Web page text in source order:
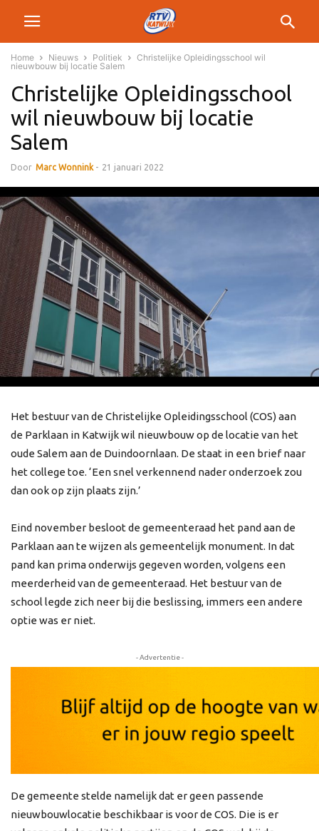
Home Nieuws Politiek
Christelijke Opleidingsschool wil
nieuwbouw bij locatie Salem
Christelijke Opleidingsschool
wil nieuwbouw bij locatie
Salem
Door Marc Wonnink - 21 januari 2022
Het bestuur van de Christelijke Opleidingsschool (COS) aan
de Parklaan in Katwijk wil nieuwbouw op de locatie van het
oude Salem aan de Duindoornlaan. De staat in een brief naar
het college toe. ‘Een snel verkennend nader onderzoek zou
dan ook op zijn plaats zijn.’
Eind november besloot de gemeenteraad het pand aan de
Parklaan aan te wijzen als gemeentelijk monument. In dat
pand kan prima onderwijs gegeven worden, volgens een
meerderheid van de gemeenteraad. Het bestuur van de
school legde zich neer bij die beslissing, immers een andere
optie was er niet.
- Advertentie -
De gemeente stelde namelijk dat er geen passende
nieuwbouwlocatie beschikbaar is voor de COS. Die is er